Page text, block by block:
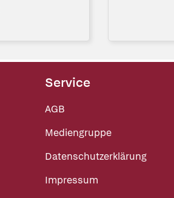
Service
AGB
Mediengruppe
Datenschutzerklärung
Impressum